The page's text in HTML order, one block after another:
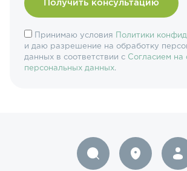
Принимаю условия
Политики
и даю разрешение на обработку
данных в соответствии с Согласием на
персональных данных.